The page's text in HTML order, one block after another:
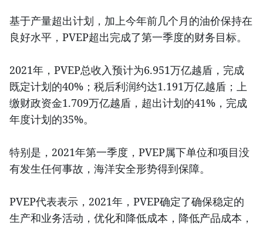
基于产量超出计划，加上今年前几个月的油价保持在
良好水平，PVEP超出完成了第一季度的财务目标。
2021年，PVEP总收入预计为6.951万亿越盾，完成
既定计划的40%；税后利润约达1.191万亿越盾；上
缴财政资金1.709万亿越盾，超出计划的41%，完成
年度计划的35%。
特别是，2021年第一季度，PVEP属下单位和项目没
有发生任何事故，海洋安全形势得到保障。
PVEP代表表示，2021年，PVEP确定了确保稳定的
生产和业务活动，优化和降低成本，降低产品成本，